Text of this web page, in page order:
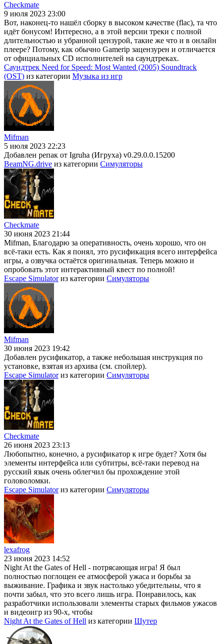
Checkmate
9 июля 2023 23:00
Вот, наконец-то нашёл сборку в высоком качестве (flac), та что
идёт бонусом! Интересно, а в этой версии треки с полной
длительностью и убранной цензурой, такие же что и в онлайн
плеере? Потому, как обычно Gamerip зацензурен и отличается
от официальных CD исполнителей на саундтреках.
Саундтрек Need for Speed: Most Wanted (2005) Soundtrack
(OST) из категории Музыка из игр
Mifman
5 июля 2023 22:23
Добавлен репак от Igruha (Игруха) v0.29.0.0.15200
BeamNG.drive из категории Симуляторы
Checkmate
30 июня 2023 21:44
Mifman, Благодарю за оперативность, очень хорошо, что он
всё-таки есть. Как я понял, это русификация всего интерфейса
игры, а озвучка остаётся оригинальная. Теперь можно и
опробовать этот интерактивный квест по полной!
Escape Simulatorиз категории Симуляторы
Mifman
30 июня 2023 19:42
Добавлен русификатор, а также небольшая инструкция по
установке, взятая из архива (см. спойлер).
Escape Simulatorиз категории Симуляторы
Checkmate
26 июня 2023 23:13
Любопытно, конечно, а русификатор к игре будет? Хотя бы
элементы интерфейса или субтитры, всё-таки перевод на
русский язык очень облегчил бы прохождение этой
головоломки.
Escape Simulatorиз категории Симуляторы
lexafrog
23 июня 2023 14:52
Night At the Gates of Hell - потрясающая игра! Я был
полностью поглощен ее атмосферой ужаса и борьбы за
выживание. Графика и звук настолько убедительны, что я
почти забыл, что это всего лишь игра. Понравилось, как
разработчики использовали элементы старых фильмов ужасов
и видеоигр из 90-х, чтобы
Night At the Gates of Hell из категории Шутер